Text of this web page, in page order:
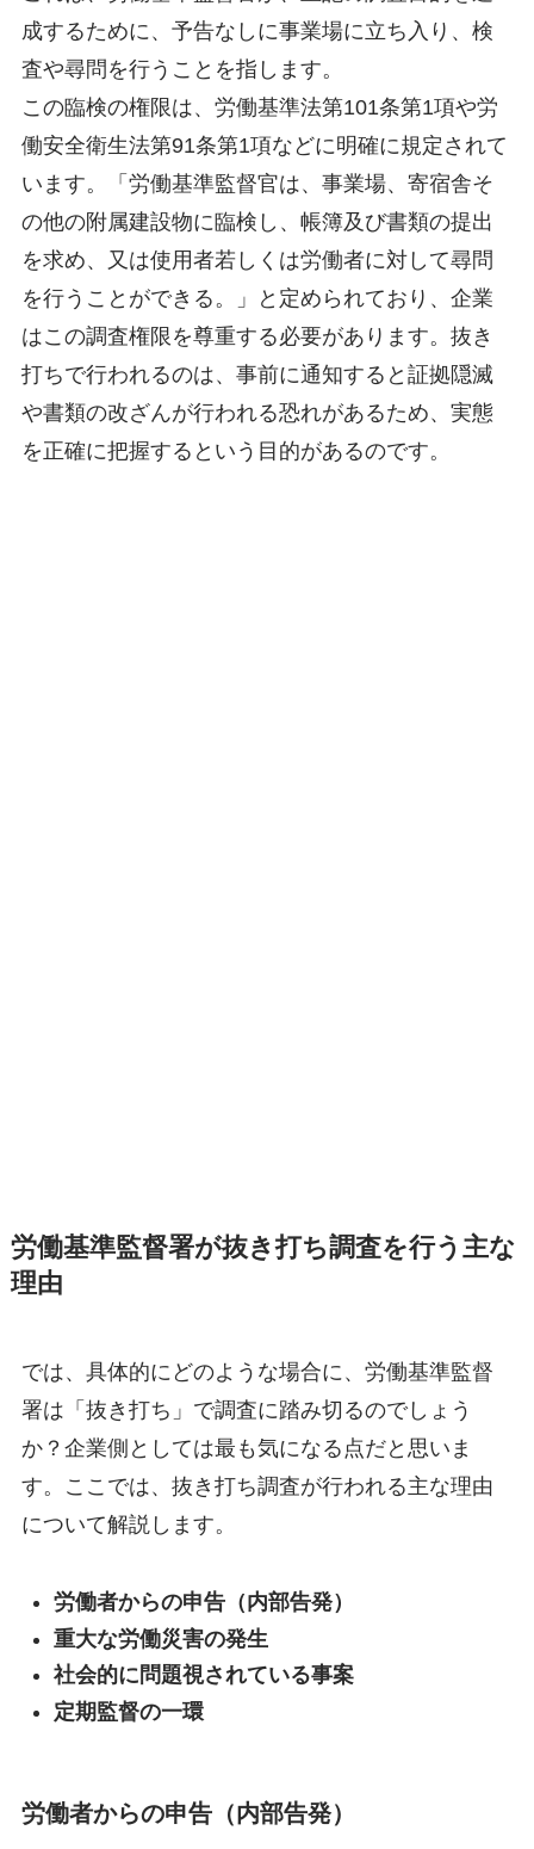
成するために、予告なしに事業場に立ち入り、検
査や尋問を行うことを指します。
この臨検の権限は、労働基準法第101条第1項や労
働安全衛生法第91条第1項などに明確に規定されて
います。「労働基準監督官は、事業場、寄宿舎そ
の他の附属建設物に臨検し、帳簿及び書類の提出
を求め、又は使用者若しくは労働者に対して尋問
を行うことができる。」と定められており、企業
はこの調査権限を尊重する必要があります。抜き
打ちで行われるのは、事前に通知すると証拠隠滅
や書類の改ざんが行われる恐れがあるため、実態
を正確に把握するという目的があるのです。
労働基準監督署が抜き打ち調査を行う主な
理由
では、具体的にどのような場合に、労働基準監督
署は「抜き打ち」で調査に踏み切るのでしょう
か？企業側としては最も気になる点だと思いま
す。ここでは、抜き打ち調査が行われる主な理由
について解説します。
労働者からの申告（内部告発）
重大な労働災害の発生
社会的に問題視されている事案
定期監督の一環
労働者からの申告（内部告発）